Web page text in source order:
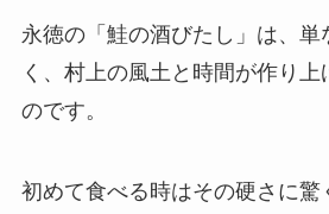
永徳の「鮭の酒びたし」は、単
く、村上の風土と時間が作り上
のです。
初めて食べる時はその硬さに驚